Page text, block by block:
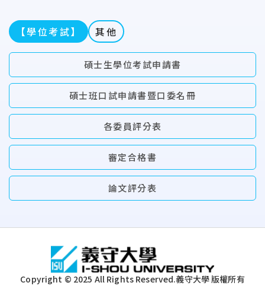
【學位考試】 其他
碩士生學位考試申請書
碩士班口試申請書暨口委名冊
各委員評分表
審定合格書
論文評分表
Copyright © 2025 All Rights Reserved.義守大學 版權所有